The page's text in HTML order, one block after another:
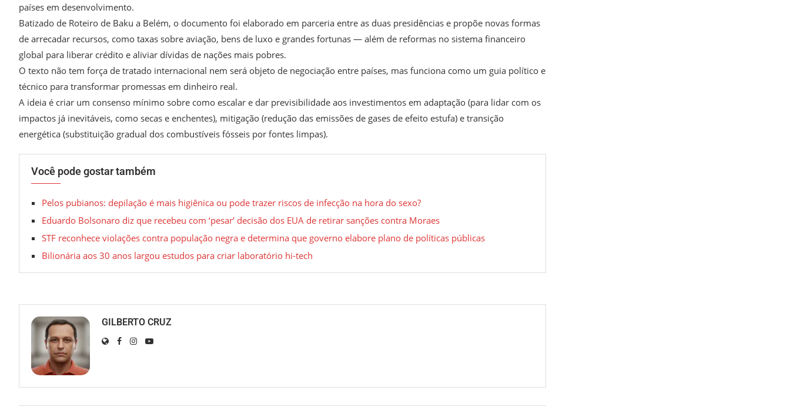
países em desenvolvimento.
Batizado de Roteiro de Baku a Belém, o documento foi elaborado em parceria entre as duas presidências e propõe novas formas
de arrecadar recursos, como taxas sobre aviação, bens de luxo e grandes fortunas — além de reformas no sistema financeiro
global para liberar crédito e aliviar dívidas de nações mais pobres.
O texto não tem força de tratado internacional nem será objeto de negociação entre países, mas funciona como um guia político e
técnico para transformar promessas em dinheiro real.
A ideia é criar um consenso mínimo sobre como escalar e dar previsibilidade aos investimentos em adaptação (para lidar com os
impactos já inevitáveis, como secas e enchentes), mitigação (redução das emissões de gases de efeito estufa) e transição
energética (substituição gradual dos combustíveis fósseis por fontes limpas).
Você pode gostar também
Pelos pubianos: depilação é mais higiênica ou pode trazer riscos de infecção na hora do sexo?
Eduardo Bolsonaro diz que recebeu com ‘pesar’ decisão dos EUA de retirar sanções contra Moraes
STF reconhece violações contra população negra e determina que governo elabore plano de políticas públicas
Bilionária aos 30 anos largou estudos para criar laboratório hi-tech
GILBERTO CRUZ